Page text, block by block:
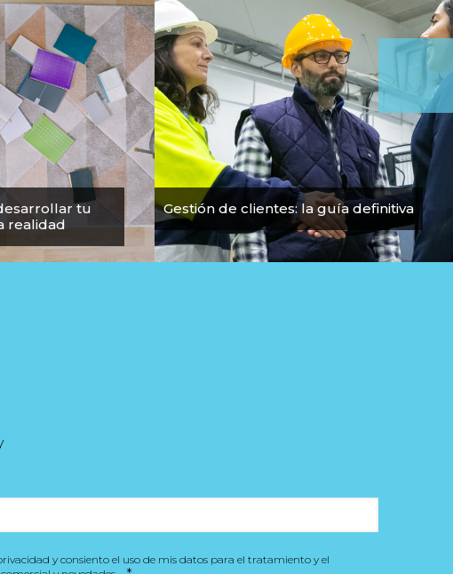
tu
realidad
Gestión de clientes: la guía definitiva
y consiento el uso de mis datos para el tratamiento y el